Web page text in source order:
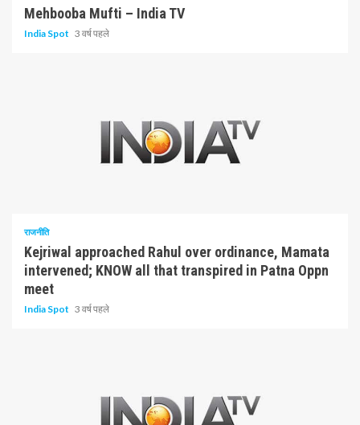
Mehbooba Mufti – India TV
India Spot 3 वर्ष पहले
राजनीति
Kejriwal approached Rahul over ordinance, Mamata
intervened; KNOW all that transpired in Patna Oppn
meet
India Spot 3 वर्ष पहले